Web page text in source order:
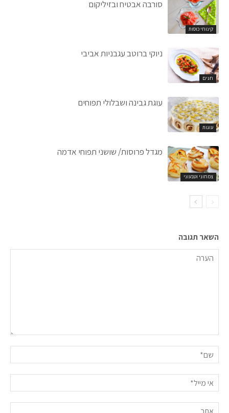
קינוחי כוסות
סורבה אבטיח ובזיליקום
חגים
ניוקי ברוטב עגבניות אביבי
עוגות
עוגת גבינה ושבלולי תפוחים
צמחוני וטבעוני
מגדל פרוסות/ שושני תפוחי אדמה
השאר תגובה